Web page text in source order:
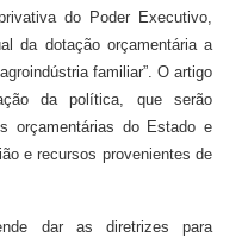
do Poder Executivo,
da dotação orçamentária a
familiar”. O artigo
da política, que serão
orçamentárias do Estado e
e recursos provenientes de
dar as diretrizes para